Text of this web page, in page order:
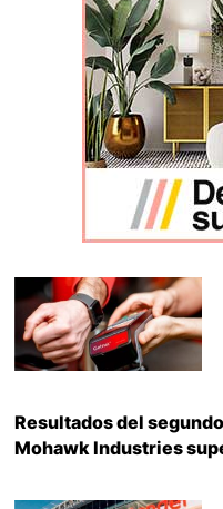
Resultados del
Mohawk Industries